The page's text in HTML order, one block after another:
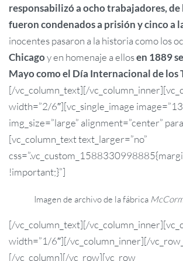
responsabilizó a ocho trabajadores, de
fueron condenados a prisión y cinco a
inocentes pasaron a la historia como los
Chicagoy en homenaje a ellosen 1889
Mayo como el Día Internacional de los
[/vc_column_text][/
width=”2/6″][vc_single_image
img_size=”large” alignment=”center”
[vc_column_text text_larger=”no”
!important;}”]
Imagen de archivo de la fábrica
[/vc_column_text][/
width=”1/6″][/vc_column_inner][/
[/vc_column][/vc_row][vc_row